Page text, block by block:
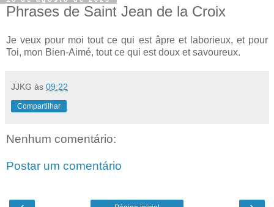
Phrases de Saint Jean de la Croix
Je veux pour moi tout ce qui est âpre et laborieux, et pour
Toi, mon Bien-Aimé, tout ce qui est doux et savoureux.
JJKG às 09:22
Compartilhar
Nenhum comentário:
Postar um comentário